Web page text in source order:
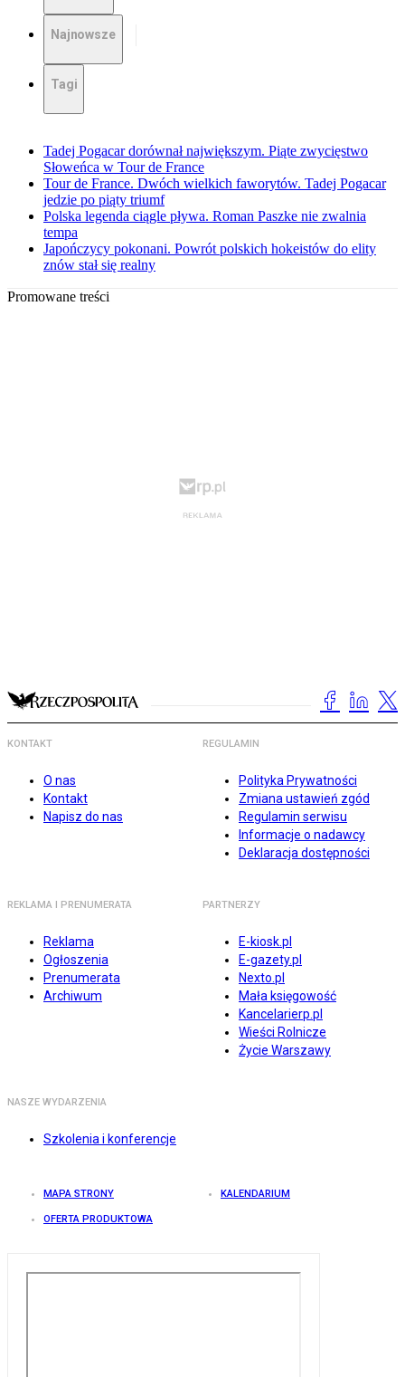
Najnowsze
Tagi
Tadej Pogacar dorównał największym. Piąte zwycięstwo
Słoweńca w Tour de France
Tour de France. Dwóch wielkich faworytów. Tadej Pogacar
jedzie po piąty triumf
Polska legenda ciągle pływa. Roman Paszke nie zwalnia
tempa
Japończycy pokonani. Powrót polskich hokeistów do elity
znów stał się realny
Promowane treści
KONTAKT
O nas
Kontakt
Napisz do nas
REGULAMIN
Polityka Prywatności
Zmiana ustawień zgód
Regulamin serwisu
Informacje o nadawcy
Deklaracja dostępności
REKLAMA I PRENUMERATA
Reklama
Ogłoszenia
Prenumerata
Archiwum
PARTNERZY
E-kiosk.pl
E-gazety.pl
Nexto.pl
Mała księgowość
Kancelarierp.pl
Wieści Rolnicze
Życie Warszawy
NASZE WYDARZENIA
Szkolenia i konferencje
MAPA STRONY KALENDARIUM
OFERTA PRODUKTOWA